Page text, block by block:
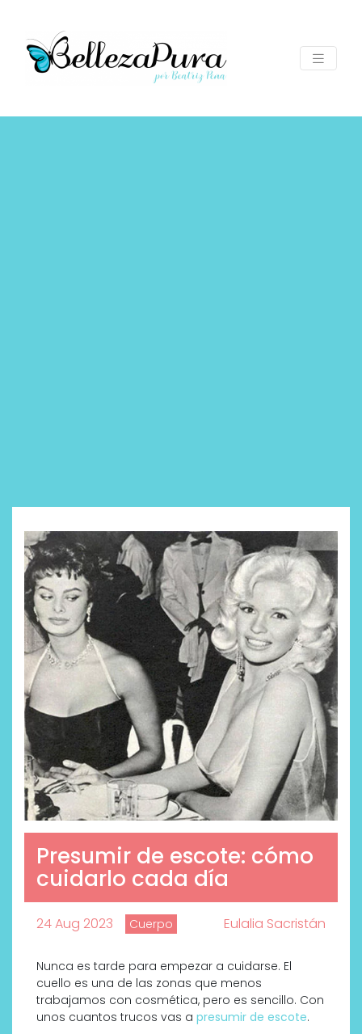
Presumir de escote: cómo
cuidarlo cada día
24 Aug 2023 Cuerpo Eulalia Sacristán
Nunca es tarde para empezar a cuidarse. El
cuello es una de las zonas que menos
trabajamos con cosmética, pero es sencillo. Con
unos cuantos trucos vas a presumir de escote.